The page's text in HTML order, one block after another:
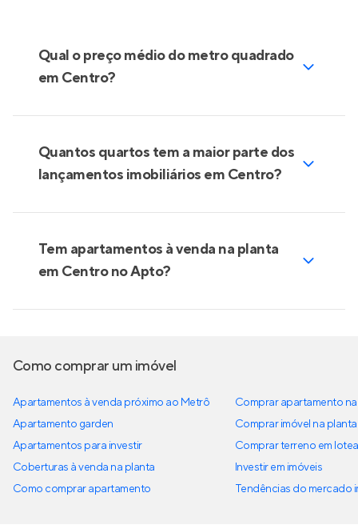
Qual o preço médio do metro quadrado
em Centro?
Quantos quartos tem a maior parte dos
lançamentos imobiliários em Centro?
Tem apartamentos à venda na planta
em Centro no Apto?
Como comprar um imóvel
Apartamentos à venda próximo ao Metrô
Apartamento garden
Apartamentos para investir
Coberturas à venda na planta
Como comprar apartamento
Comprar apartamento
Comprar imóvel na planta
Comprar terreno em
Investir em imóveis
Tendências do mercado